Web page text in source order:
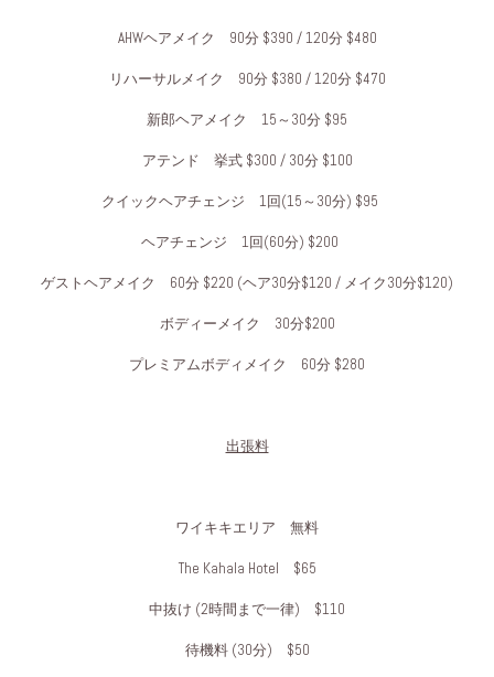
AHWヘアメイク 90分 $390 / 120分 $480
リハーサルメイク 90分 $380 / 120分 $470
新郎ヘアメイク 15～30分 $95
アテンド 挙式 $300 / 30分 $100
クイックヘアチェンジ 1回(15～30分) $95
ヘアチェンジ 1回(60分) $200
ゲストヘアメイク 60分 $220 (ヘア30分$120 / メイク30分$120)
ボディーメイク 30分$200
プレミアムボディメイク 60分 $280
出張料
ワイキキエリア 無料
The Kahala Hotel $65
中抜け (2時間まで一律) $110
待機料 (30分) $50